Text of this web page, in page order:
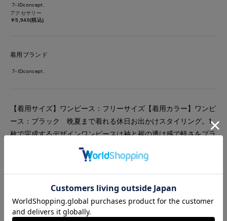
7-IDconcept.
アクセサリー
￥5,940(税込)
着用ブランド
7-IDconcept.
【着用サイズ】ワンピース：フリーサイズ【着用カラー】ワンピ
ース：ブラック 晩夏まで着れる休日お出かけスタイリング。1
枚で完成するデザインワンピースは袖と裾の透け感で軽さをプラ
ス。軽い着心地でありながら、二の腕もカバーしてくれる五分袖
で羽織り入らずなのも嬉しいポイントです。
#ワンピース #アクセサリー #休日 #食事会
#チェック #おでかけ #シアー